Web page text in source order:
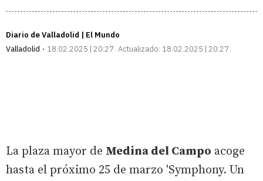
Diario de Valladolid | El Mundo
Valladolid
18.02.2025 | 20:27 Actualizado: 18.02.2025 | 20:27
La plaza mayor de Medina del Campo acoge
hasta el próximo 25 de marzo 'Symphony. Un